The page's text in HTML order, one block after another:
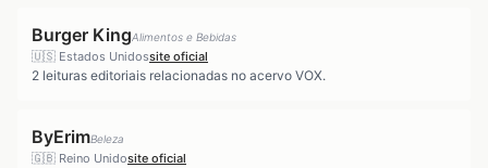
Burger KingAlimentos e Bebidas
🇺🇸 Estados Unidossite oficial
2 leituras editoriais relacionadas no acervo VOX.
ByErimBeleza
🇬🇧 Reino Unidosite oficial